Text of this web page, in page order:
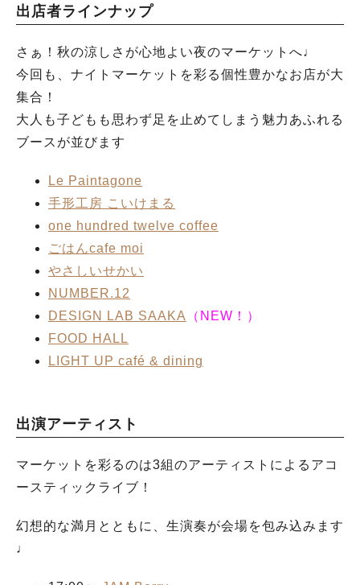
出店者ラインナップ
さぁ！秋の涼しさが心地よい夜のマーケットへ♩
今回も、ナイトマーケットを彩る個性豊かなお店が大
集合！
大人も子どもも思わず足を止めてしまう魅力あふれる
ブースが並びます
Le Paintagone
手形工房 こいけまる
one hundred twelve coffee
ごはんcafe moi
やさしいせかい
NUMBER.12
DESIGN LAB SAAKA
（NEW！）
FOOD HALL
LIGHT UP café & dining
出演アーティスト
マーケットを彩るのは3組のアーティストによるアコ
ースティックライブ！
幻想的な満月とともに、生演奏が会場を包み込みます
♩